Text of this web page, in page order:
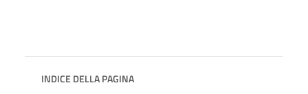
INDICE DELLA PAGINA